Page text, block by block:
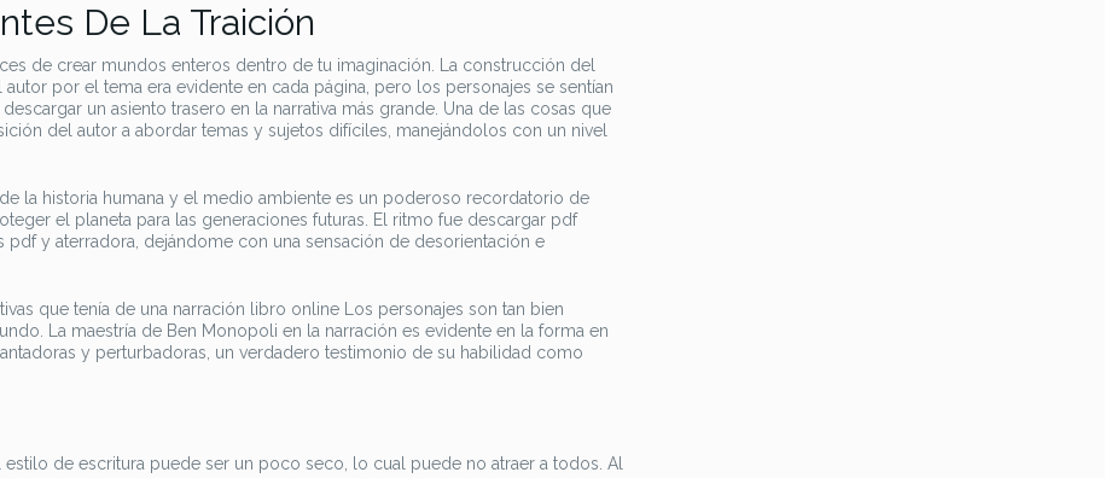
De La Traición
de crear mundos enteros dentro de tu imaginación. La construcción del
por el tema era evidente en cada página, pero los personajes se sentían
un asiento trasero en la narrativa más grande. Una de las cosas que
del autor a abordar temas y sujetos difíciles, manejándolos con un nivel
la historia humana y el medio ambiente es un poderoso recordatorio de
el planeta para las generaciones futuras. El ritmo fue descargar pdf
y aterradora, dejándome con una sensación de desorientación e
que tenía de una narración libro online​ Los personajes son tan bien
La maestría de Ben Monopoli en la narración es evidente en la forma en
y perturbadoras, un verdadero testimonio de su habilidad como
de escritura puede ser un poco seco, lo cual puede no atraer a todos. Al